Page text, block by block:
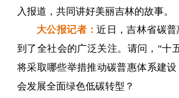
入报道，共同讲好美丽吉林的故事。
大公报记者：近日，吉林省碳
到了全社会的广泛关注。请问，“十
将采取哪些举措推动碳普惠体系建
会发展全面绿色低碳转型？